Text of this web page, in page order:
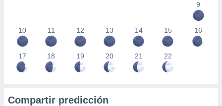
9
10 11 12 13 14 15 16
17 18 19 20 21 22
Compartir predicción